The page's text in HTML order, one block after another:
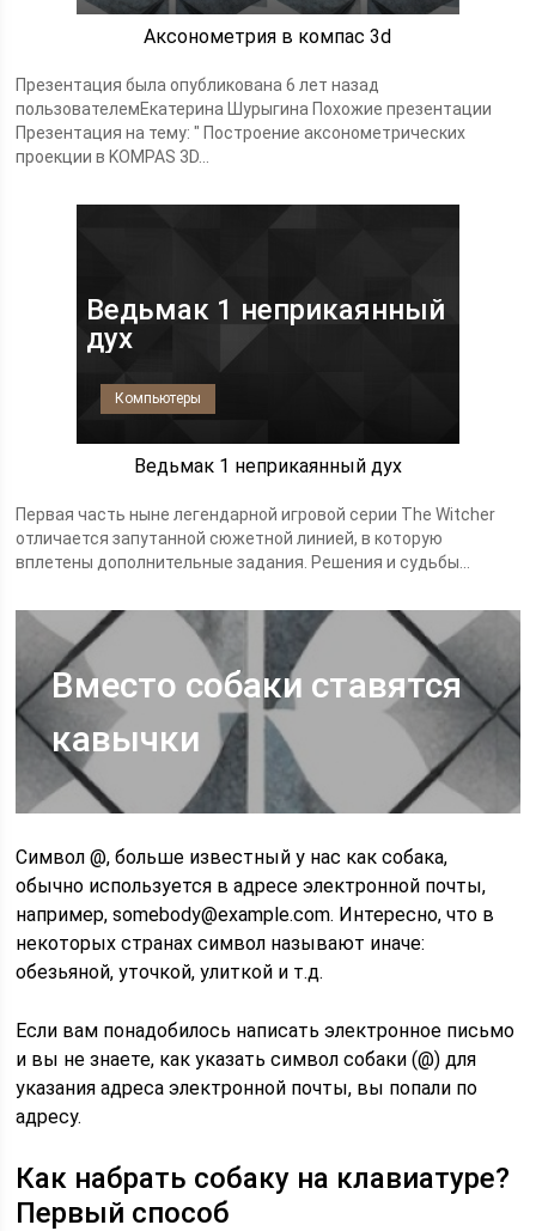
Аксонометрия в компас 3d
Презентация была опубликована 6 лет назад
пользователемЕкатерина Шурыгина Похожие презентации
Презентация на тему: " Построение аксонометрических
проекции в KOMPAS 3D...
Ведьмак 1 неприкаянный
дух
Компьютеры
Ведьмак 1 неприкаянный дух
Первая часть ныне легендарной игровой серии The Witcher
отличается запутанной сюжетной линией, в которую
вплетены дополнительные задания. Решения и судьбы...
Вместо собаки ставятся
кавычки
Символ @, больше известный у нас как собака,
обычно используется в адресе электронной почты,
например, somebody@example.com. Интересно, что в
некоторых странах символ называют иначе:
обезьяной, уточкой, улиткой и т.д.
Если вам понадобилось написать электронное письмо
и вы не знаете, как указать символ собаки (@) для
указания адреса электронной почты, вы попали по
адресу.
Как набрать собаку на клавиатуре?
Первый способ